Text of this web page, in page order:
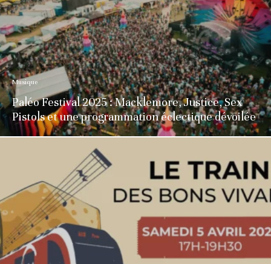
Musique
Paléo Festival 2025 : Macklemore, Justice, Sex
Pistols et une programmation éclectique dévoilée